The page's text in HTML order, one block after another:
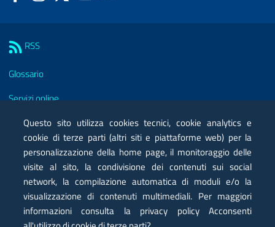
RSS
Glossario
Servizi online
Moduli
Posta elettronica certificata PEC
Privacy
Note legali
Contatti
Questo sito utilizza cookies tecnici, cookie analytics e
cookie di terze parti (altri siti e piattaforme web) per la
personalizzazione della home page, il monitoraggio delle
visite al sito, la condivisione dei contenuti sui social
network, la compilazione automatica di moduli e/o la
visualizzazione di contenuti multimediali. Per maggiori
informazioni consulta la privacy policy Acconsenti